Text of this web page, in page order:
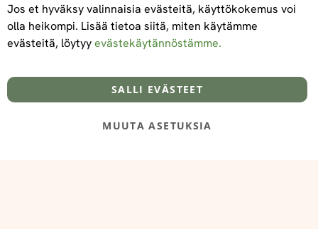
Tietoa meistä
@‌2025 FooDeliDoo
Toimitus- ja maksuehdot
Jos et hyväksy valinnaisia evästeitä, käyttökokemus voi
olla heikompi. Lisää tietoa siitä, miten käytämme
evästeitä, löytyyevästekäytännöstämme.
SALLI EVÄSTEET
MUUTA ASETUKSIA